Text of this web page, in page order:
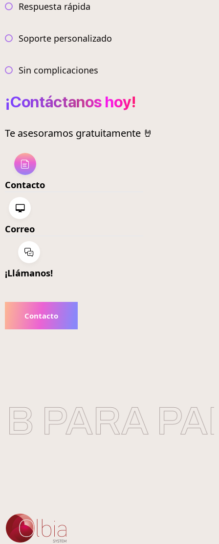
Respuesta rápida
Soporte personalizado
Sin complicaciones
¡Contáctanos hoy!
Te asesoramos gratuitamente 🤘
Contacto
Correo
¡Llámanos!
Contacto
PARA